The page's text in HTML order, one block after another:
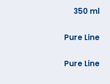
350 ml
Pure Line
Pure Line